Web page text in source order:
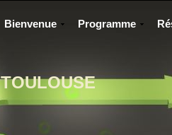
TOULOUSE
Bienvenue Programme